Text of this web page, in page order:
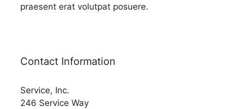
praesent erat volutpat posuere.
Contact Information
Service, Inc.
246 Service Way